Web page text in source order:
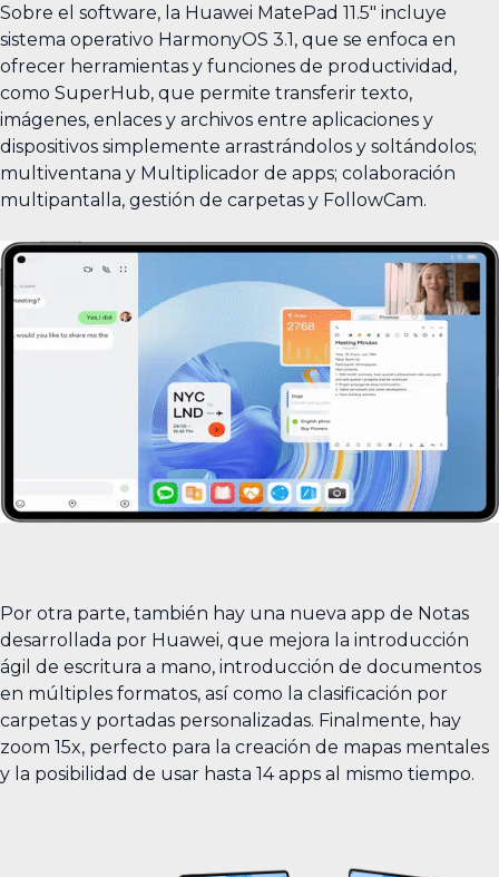
Sobre el software, la Huawei MatePad 11.5" incluye
sistema operativo HarmonyOS 3.1, que se enfoca en
ofrecer herramientas y funciones de productividad,
como SuperHub, que permite transferir texto,
imágenes, enlaces y archivos entre aplicaciones y
dispositivos simplemente arrastrándolos y soltándolos;
multiventana y Multiplicador de apps; colaboración
multipantalla, gestión de carpetas y FollowCam.
Por otra parte, también hay una nueva app de Notas
desarrollada por Huawei, que mejora la introducción
ágil de escritura a mano, introducción de documentos
en múltiples formatos, así como la clasificación por
carpetas y portadas personalizadas. Finalmente, hay
zoom 15x, perfecto para la creación de mapas mentales
y la posibilidad de usar hasta 14 apps al mismo tiempo.